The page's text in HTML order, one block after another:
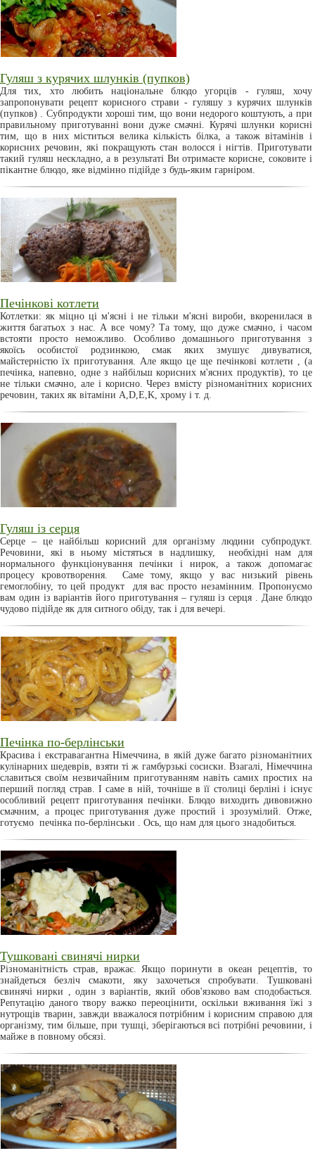
Гуляш з курячих шлунків (пупков)
Для тих, хто любить національне блюдо угорців - гуляш, хочу
запропонувати рецепт корисного страви - гуляшу з курячих шлунків
(пупков) . Субпродукти хороші тим, що вони недорого коштують, а при
правильному приготуванні вони дуже смачні. Курячі шлунки корисні
тим, що в них міститься велика кількість білка, а також вітамінів і
корисних речовин, які покращують стан волосся і нігтів. Приготувати
такий гуляш нескладно, а в результаті Ви отримаєте корисне, соковите і
пікантне блюдо, яке відмінно підійде з будь-яким гарніром.
Печінкові котлети
Котлетки: як міцно ці м'ясні і не тільки м'ясні вироби, вкоренилася в
життя багатьох з нас. А все чому? Та тому, що дуже смачно, і часом
встояти просто неможливо. Особливо домашнього приготування з
якоїсь особистої родзинкою, смак яких змушує дивуватися,
майстерністю їх приготування. Але якщо це ще печінкові котлети , (а
печінка, напевно, одне з найбільш корисних м'ясних продуктів), то це
не тільки смачно, але і корисно. Через вмісту різноманітних корисних
речовин, таких як вітаміни А,D,E,K, хрому і т. д.
Гуляш із серця
Серце – це найбільш корисний для організму людини субпродукт.
Речовини, які в ньому містяться в надлишку, необхідні нам для
нормального функціонування печінки і нирок, а також допомагає
процесу кровотворення. Саме тому, якщо у вас низький рівень
гемоглобіну, то цей продукт для вас просто незамінним. Пропонуємо
вам один із варіантів його приготування – гуляш із серця . Дане блюдо
чудово підійде як для ситного обіду, так і для вечері.
Печінка по-берлінськи
Красива і екстравагантна Німеччина, в якій дуже багато різноманітних
кулінарних шедеврів, взяти ті ж гамбурзькі сосиски. Взагалі, Німеччина
славиться своїм незвичайним приготуванням навіть самих простих на
перший погляд страв. І саме в ній, точніше в її столиці берліні і існує
особливий рецепт приготування печінки. Блюдо виходить дивовижно
смачним, а процес приготування дуже простий і зрозумілий. Отже,
готуємо печінка по-берлінськи . Ось, що нам для цього знадобиться.
Тушковані свинячі нирки
Різноманітність страв, вражає. Якщо поринути в океан рецептів, то
знайдеться безліч смакоти, яку захочеться спробувати. Тушковані
свинячі нирки , один з варіантів, який обов'язково вам сподобається.
Репутацію даного твору важко переоцінити, оскільки вживання їжі з
нутрощів тварин, завжди вважалося потрібним і корисним справою для
організму, тим більше, при тушці, зберігаються всі потрібні речовини, і
майже в повному обсязі.